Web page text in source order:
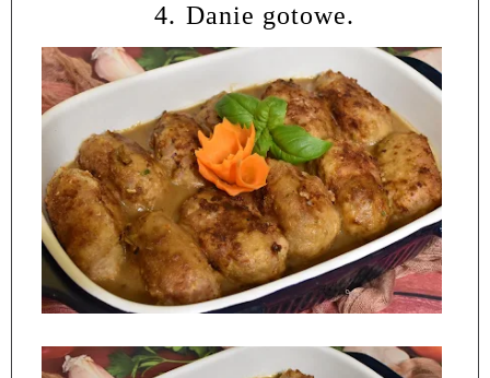
4. Danie gotowe.